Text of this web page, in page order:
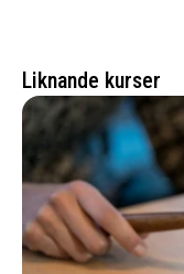
Liknande kurser